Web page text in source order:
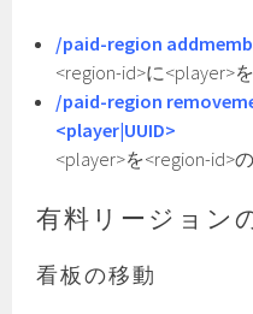
/paid-region
<region-id>に<player>
/paid-region
<player|UUID>
<player>を<region-id>
有料リージョン
看板の移動